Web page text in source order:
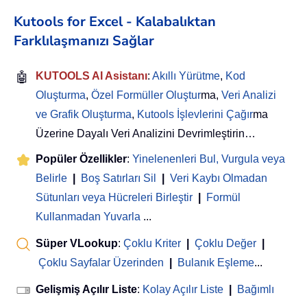
Kutools for Excel - Kalabalıktan
Farklılaşmanızı Sağlar
🤖 KUTOOLS AI Asistanı: Akıllı Yürütme, Kod
Oluşturma, Özel Formüller Oluşturma, Veri Analizi
ve Grafik Oluşturma, Kutools İşlevlerini Çağırma
Üzerine Dayalı Veri Analizini Devrimleştirin…
Popüler Özellikler: Yinelenenleri Bul, Vurgula veya
Belirle
Boş Satırları Sil
Veri Kaybı Olmadan
Sütunları veya Hücreleri Birleştir
Formül
Kullanmadan Yuvarla ...
Süper VLookup: Çoklu Kriter Çoklu Değer
Çoklu Sayfalar Üzerinden
Bulanık Eşleme...
Gelişmiş Açılır Liste: Kolay Açılır Liste
Bağımlı